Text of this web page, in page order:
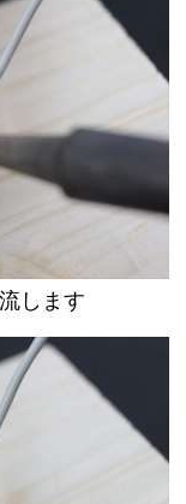
します